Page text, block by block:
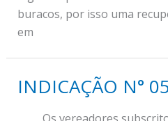
buracos, por isso uma
em
INDICAÇÃO N°
Os vereadores